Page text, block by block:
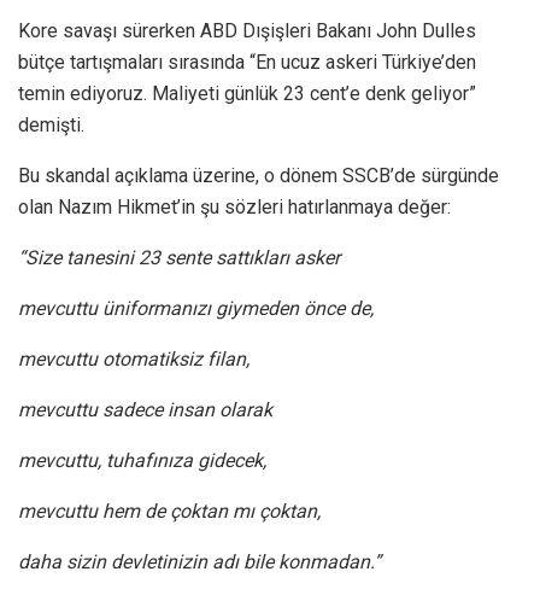
Kore savaşı sürerken ABD Dışişleri Bakanı John Dulles
bütçe tartışmaları sırasında “En ucuz askeri Türkiye’den
temin ediyoruz. Maliyeti günlük 23 cent’e denk geliyor”
demişti.
Bu skandal açıklama üzerine, o dönem SSCB’de sürgünde
olan Nazım Hikmet’in şu sözleri hatırlanmaya değer:
“Size tanesini 23 sente sattıkları asker
mevcuttu üniformanızı giymeden önce de,
mevcuttu otomatiksiz filan,
mevcuttu sadece insan olarak
mevcuttu, tuhafınıza gidecek,
mevcuttu hem de çoktan mı çoktan,
daha sizin devletinizin adı bile konmadan.”